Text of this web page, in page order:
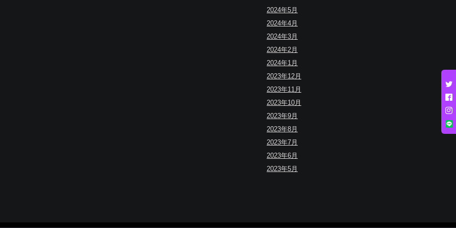
2024年5月
2024年4月
2024年3月
2024年2月
2024年1月
2023年12月
2023年11月
2023年10月
2023年9月
2023年8月
2023年7月
2023年6月
2023年5月